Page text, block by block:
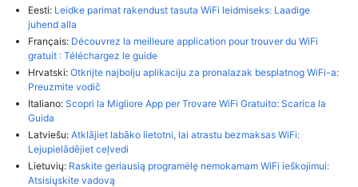
Eesti: Leidke parimat rakendust tasuta WiFi leidmiseks: Laadige
juhend alla
Français: Découvrez la meilleure application pour trouver du WiFi
gratuit : Téléchargez le guide
Hrvatski: Otkrijte najbolju aplikaciju za pronalazak besplatnog WiFi-a:
Preuzmite vodič
Italiano: Scopri la Migliore App per Trovare WiFi Gratuito: Scarica la
Guida
Latviešu: Atklājiet labāko lietotni, lai atrastu bezmaksas WiFi:
Lejupielādējiet ceļvedi
Lietuvių: Raskite geriausią programėlę nemokamam WiFi ieškojimui:
Atsisiųskite vadovą